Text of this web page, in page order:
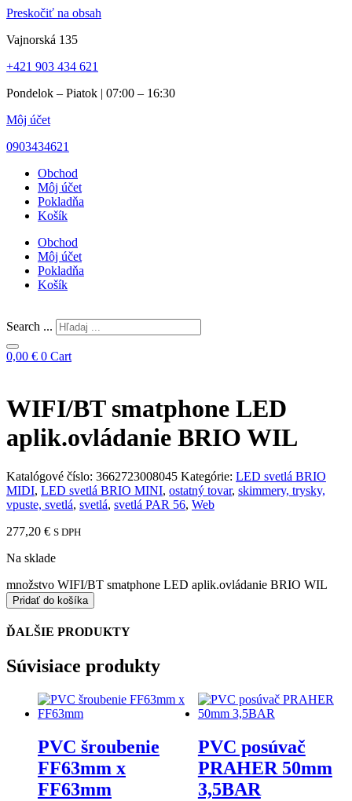
Preskočiť na obsah
Vajnorská 135
+421 903 434 621
Pondelok – Piatok | 07:00 – 16:30
Môj účet
0903434621
Obchod
Môj účet
Pokladňa
Košík
Obchod
Môj účet
Pokladňa
Košík
Search ...
0,00 € 0 Cart
WIFI/BT smatphone LED
aplik.ovládanie BRIO WIL
Katalógové číslo: 3662723008045 Kategórie: LED svetlá BRIO
MIDI, LED svetlá BRIO MINI, ostatný tovar, skimmery, trysky,
vpuste, svetlá, svetlá, svetlá PAR 56, Web
277,20 € S DPH
Na sklade
množstvo WIFI/BT smatphone LED aplik.ovládanie BRIO WIL
Pridať do košíka
ĎALŠIE PRODUKTY
Súvisiace produkty
PVC šroubenie
FF63mm x
FF63mm
PVC posúvač
PRAHER 50mm
3,5BAR